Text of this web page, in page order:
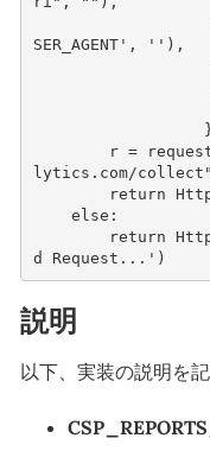
SER_AGENT' , '' ),
r =
lytics.com/collect"
return
else :
return
d Request...' )
説明
以下、実装の説明を記